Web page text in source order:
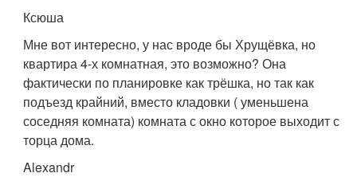
Ксюша
Мне вот интересно, у нас вроде бы Хрущёвка, но
квартира 4-х комнатная, это возможно? Она
фактически по планировке как трёшка, но так как
подъезд крайний, вместо кладовки ( уменьшена
соседняя комната) комната с окно которое выходит с
торца дома.
Alexandr